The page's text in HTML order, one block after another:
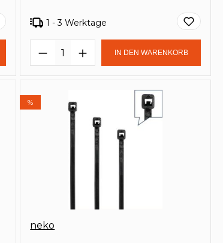
benutze die Schaltflächen
gewünschten Wert ein
1 - 3 Werktage
Produkt Anzahl: Gib den
IN DEN WARENKORB
%
neko